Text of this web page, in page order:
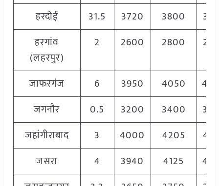
हरदोई
31.5 3720 3800
हरगांव
(लहरपुर)
2 2600 2800
जाफरगंज 6 3950 4050
जगनाैर
0.5 3200 3400
जहांगीराबाद
3 4000 4205
जसरा
4 3940 4125